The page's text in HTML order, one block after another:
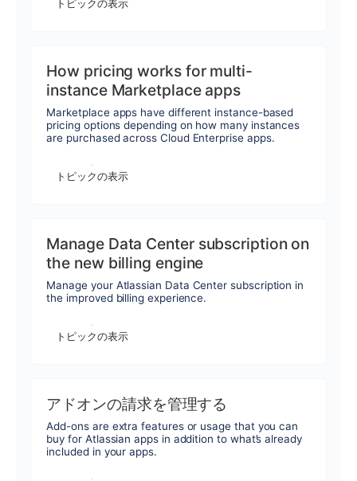
トピックの表示
How pricing works for multi-
instance Marketplace apps
Marketplace apps have different instance-based
pricing options depending on how many instances
are purchased across Cloud Enterprise apps.
トピックの表示
Manage Data Center subscription on
the new billing engine
Manage your Atlassian Data Center subscription in
the improved billing experience.
トピックの表示
アドオンの請求を管理する
Add-ons are extra features or usage that you can
buy for Atlassian apps in addition to what’s already
included in your apps.